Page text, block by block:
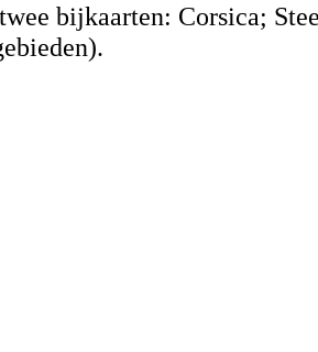
bijkaarten: Corsica;